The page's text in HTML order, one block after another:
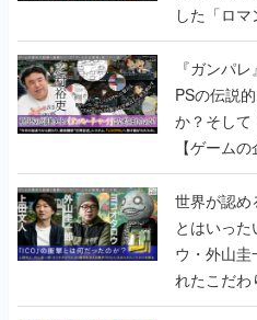
した「ロ
書】
『ガンパ
PSの伝説
か？そして
【ゲームの
世界が認め
とはいっ
ウ・外山圭
れたこだわ
画書】